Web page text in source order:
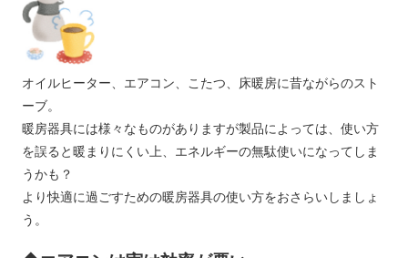
オイルヒーター、エアコン、こたつ、床暖房に昔ながらのスト
ーブ。
暖房器具には様々なものがありますが製品によっては、使い方
を誤ると暖まりにくい上、エネルギーの無駄使いになってしま
うかも？
より快適に過ごすための暖房器具の使い方をおさらいしましょ
う。